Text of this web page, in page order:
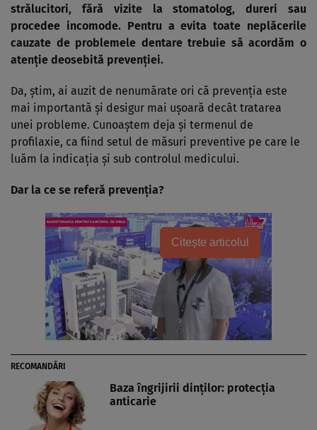
strălucitori, fără vizite la stomatolog, dureri sau
procedee incomode. Pentru a evita toate neplăcerile
cauzate de problemele dentare trebuie să acordăm o
atenţie deosebită prevenţiei.
Da, ştim, ai auzit de nenumărate ori că prevenţia este
mai importantă şi desigur mai uşoară decât tratarea
unei probleme. Cunoaştem deja şi termenul de
profilaxie, ca fiind setul de măsuri preventive pe care le
luăm la indicaţia şi sub controlul medicului.
Dar la ce se referă prevenţia?
Citește articolul
RECOMANDĂRI
Baza îngrijirii dinţilor: protecţia
anticarie